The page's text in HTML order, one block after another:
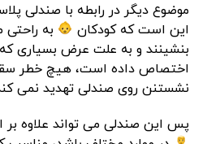
موضوع دیگر در رابطه با صندلی
این است که کودکان
به راحتی
بنشینند و به علت عرض بسیاری
اختصاص داده است، هیچ خطر
نشستنن روی صندلی تهدید نمی
پس این صندلی می تواند علاوه بر